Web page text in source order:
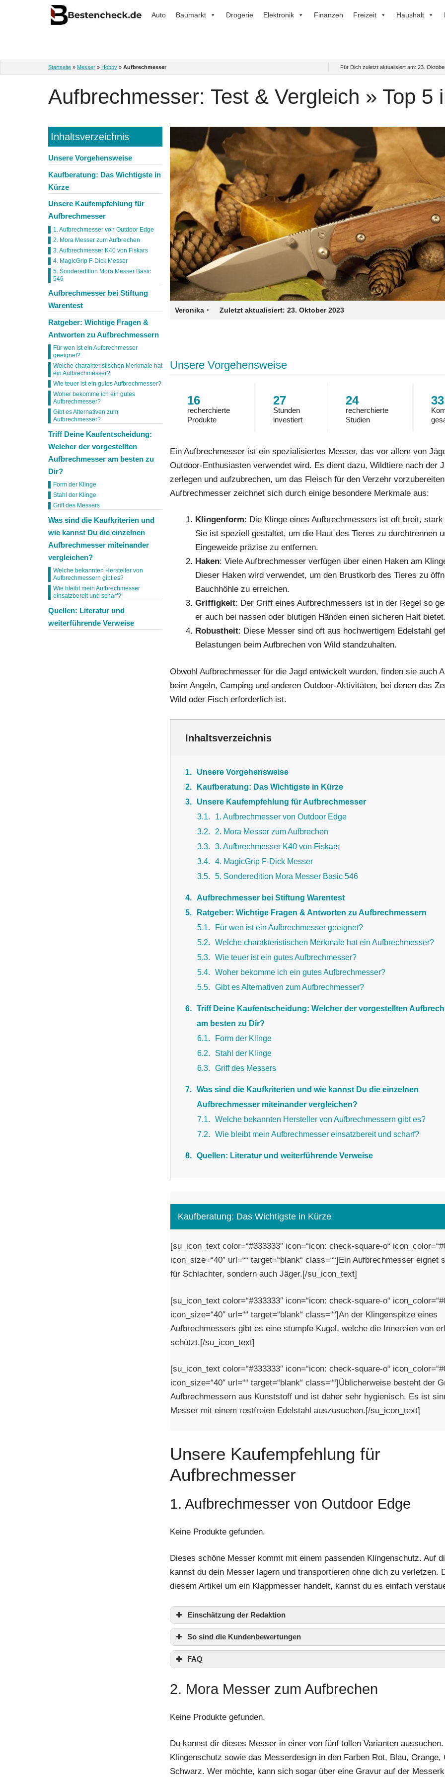
Auto Baumarkt Drogerie Elektronik Finanzen Freizeit Haushalt
Startseite » Messer » Hobby » Aufbrechmesser Für Dich zuletzt aktualisiert am: 23.
Aufbrechmesser: Test & Vergleich » Top 5
Veronika · Zuletzt aktualisiert: 23. Oktober 2023
Unsere Vorgehensweise
16
recherchierte
Produkte
27
Stunden
investiert
24
recherchierte
Studien
33
Ein Aufbrechmesser ist ein spezialisiertes Messer, das vor allem von
Outdoor-Enthusiasten verwendet wird. Es dient dazu, Wildtiere nach der
zerlegen und aufzubrechen, um das Fleisch für den Verzehr
Aufbrechmesser zeichnet sich durch einige besondere Merkmale aus:
Klingenform: Die Klinge eines Aufbrechmessers ist oft breit,
Sie ist speziell gestaltet, um die Haut des Tieres zu durchtrennen
Eingeweide präzise zu entfernen.
Haken: Viele Aufbrechmesser verfügen über einen Haken am
Dieser Haken wird verwendet, um den Brustkorb des Tieres zu
Bauchhöhle zu erreichen.
Griffigkeit: Der Griff eines Aufbrechmessers ist in der Regel so
er auch bei nassen oder blutigen Händen einen sicheren Halt bietet.
Robustheit: Diese Messer sind oft aus hochwertigem Edelstahl
Belastungen beim Aufbrechen von Wild standzuhalten.
Obwohl Aufbrechmesser für die Jagd entwickelt wurden, finden sie auch
beim Angeln, Camping und anderen Outdoor-Aktivitäten, bei denen das
Wild oder Fisch erforderlich ist.
Inhaltsverzeichnis
1
Unsere Vorgehensweise
2
Kaufberatung: Das Wichtigste in Kürze
3
Unsere Kaufempfehlung für Aufbrechmesser
3.1
1. Aufbrechmesser von Outdoor Edge
3.2
2. Mora Messer zum Aufbrechen
3.3
3. Aufbrechmesser K40 von Fiskars
3.4
4. MagicGrip F-Dick Messer
3.5
5. Sonderedition Mora Messer Basic 546
4
Aufbrechmesser bei Stiftung Warentest
5
Ratgeber: Wichtige Fragen & Antworten zu Aufbrechmessern
5.1
Für wen ist ein Aufbrechmesser geeignet?
5.2
Welche charakteristischen Merkmale hat ein Aufbrechmesser?
5.3
Wie teuer ist ein gutes Aufbrechmesser?
5.4
Woher bekomme ich ein gutes Aufbrechmesser?
5.5
Gibt es Alternativen zum Aufbrechmesser?
6
Triff Deine Kaufentscheidung: Welcher der vorgestellten
am besten zu Dir?
6.1
Form der Klinge
6.2
Stahl der Klinge
6.3
Griff des Messers
7
Was sind die Kaufkriterien und wie kannst Du die einzelnen
Aufbrechmesser miteinander vergleichen?
7.1
Welche bekannten Hersteller von Aufbrechmessern gibt es?
7.2
Wie bleibt mein Aufbrechmesser einsatzbereit und scharf?
8 Quellen: Literatur und weiterführende Verweise
Kaufberatung: Das Wichtigste in Kürze
[su_icon_text color=“#333333″ icon=“icon: check-square-o“
icon_size=“40″ url=““ target=“blank“ class=““]Ein Aufbrechmesser eignet
für Schlachter, sondern auch Jäger.[/su_icon_text]
[su_icon_text color=“#333333″ icon=“icon: check-square-o“
icon_size=“40″ url=““ target=“blank“ class=““]An der Klingenspitze eines
Aufbrechmessers gibt es eine stumpfe Kugel, welche die Innereien von
schützt.[/su_icon_text]
[su_icon_text color=“#333333″ icon=“icon: check-square-o“
icon_size=“40″ url=““ target=“blank“ class=““]Üblicherweise besteht der
Aufbrechmessern aus Kunststoff und ist daher sehr hygienisch. Es ist
Messer mit einem rostfreien Edelstahl auszusuchen.[/su_icon_text]
Unsere Kaufempfehlung für
Aufbrechmesser
1. Aufbrechmesser von Outdoor Edge
Keine Produkte gefunden.
Dieses schöne Messer kommt mit einem passenden Klingenschutz. Auf
kannst du dein Messer lagern und transportieren ohne dich zu verletzen.
diesem Artikel um ein Klappmesser handelt, kannst du es einfach
Einschätzung der Redaktion
So sind die Kundenbewertungen
FAQ
2. Mora Messer zum Aufbrechen
Keine Produkte gefunden.
Du kannst dir dieses Messer in einer von fünf tollen Varianten
Klingenschutz sowie das Messerdesign in den Farben Rot, Blau, Orange,
Schwarz. Wer möchte, kann sich sogar über eine Gravur auf der
Inhaltsverzeichnis
Unsere Vorgehensweise
Kaufberatung: Das Wichtigste in
Kürze
Unsere Kaufempfehlung für
Aufbrechmesser
1. Aufbrechmesser von Outdoor Edge
2. Mora Messer zum Aufbrechen
3. Aufbrechmesser K40 von Fiskars
4. MagicGrip F-Dick Messer
5. Sonderedition Mora Messer Basic
546
Aufbrechmesser bei Stiftung
Warentest
Ratgeber: Wichtige Fragen &
Antworten zu Aufbrechmessern
Für wen ist ein Aufbrechmesser
geeignet?
Welche charakteristischen Merkmale hat
ein Aufbrechmesser?
Wie teuer ist ein gutes Aufbrechmesser?
Woher bekomme ich ein gutes
Aufbrechmesser?
Gibt es Alternativen zum
Aufbrechmesser?
Triff Deine Kaufentscheidung:
Welcher der vorgestellten
Aufbrechmesser am besten zu
Dir?
Form der Klinge
Stahl der Klinge
Griff des Messers
Was sind die Kaufkriterien und
wie kannst Du die einzelnen
Aufbrechmesser miteinander
vergleichen?
Welche bekannten Hersteller von
Aufbrechmessern gibt es?
Wie bleibt mein Aufbrechmesser
einsatzbereit und scharf?
Quellen: Literatur und
weiterführende Verweise